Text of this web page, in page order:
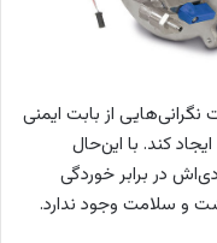
از بابت ایمنی
کند. با این‌حال
در برابر خوردگی
و سلامت وجود ندارد.